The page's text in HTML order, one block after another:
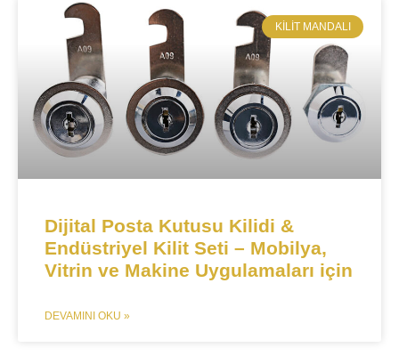
KILIT MANDALI​
​​Dijital Posta Kutusu Kilidi &
Endüstriyel Kilit Seti – Mobilya,
Vitrin ve Makine Uygulamaları için​​
DEVAMINI OKU »